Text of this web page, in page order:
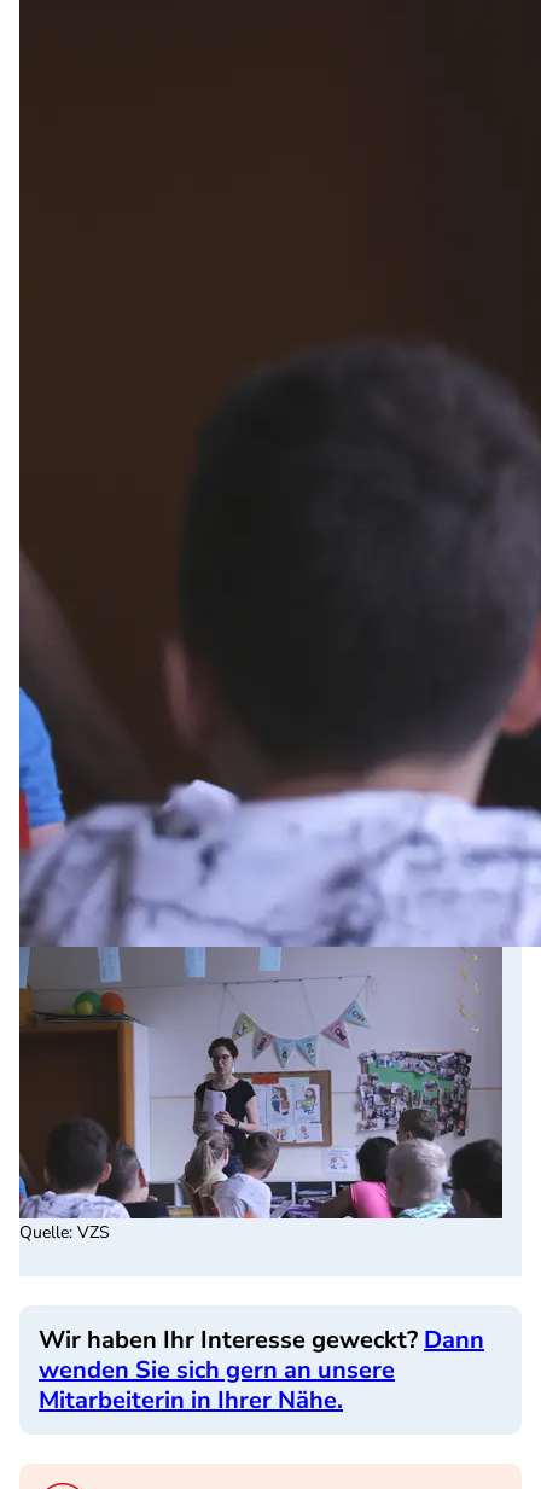
Quelle: VZS
Wir haben Ihr Interesse geweckt? Dann
wenden Sie sich gern an unsere
Mitarbeiterin in Ihrer Nähe.